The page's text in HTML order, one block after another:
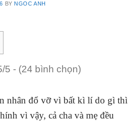
BY NGOC ANH
5 - (24 bình chọn)
nhân đổ vỡ vì bất kì lí do gì thì
vì vậy, cả cha và mẹ đều